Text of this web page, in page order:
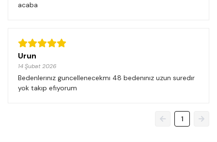
acaba
Urun
14 Şubat 2026
Bedenlerınız guncellenecekmı 48 bedenınız uzun suredır
yok takıp efıyorum
1